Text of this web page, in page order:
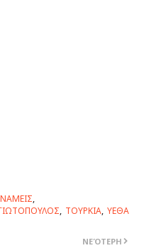
ΤΟΥΡΚΙΑ ΥΕΘΑ
ΝΕΌΤΕΡΗ